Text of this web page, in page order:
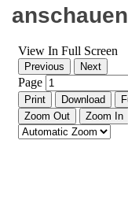
anschauen